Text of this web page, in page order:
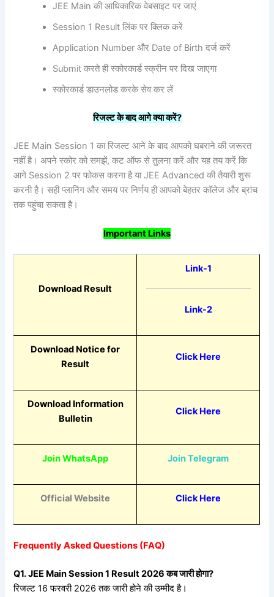
JEE Main की आधिकारिक वेबसाइट पर जाएं
Session 1 Result लिंक पर क्लिक करें
Application Number और Date of Birth दर्ज करें
Submit करते ही स्कोरकार्ड स्क्रीन पर दिख जाएगा
स्कोरकार्ड डाउनलोड करके सेव कर लें
रिजल्टकेबादआगेक्याकरें?
JEE Main Session 1 का रिजल्ट आने के बाद आपको घबराने की जरूरत
नहीं है। अपने स्कोर को समझें, कट ऑफ से तुलना करें और यह तय करें कि
आगे Session 2 पर फोकस करना है या JEE Advanced की तैयारी शुरू
करनी है। सही प्लानिंग और समय पर निर्णय ही आपको बेहतर कॉलेज और ब्रांच
तक पहुंचा सकता है।
Important Links
Download Result
Link-1
Link-2
Download Notice for
Result
Click Here
Download Information
Bulletin
Click Here
Join WhatsApp Join Telegram
Official Website Click Here
Frequently Asked Questions (FAQ)
Q1. JEE Main Session 1 Result 2026कबजारीहोगा?
रिजल्ट 16 फरवरी 2026 तक जारी होने की उम्मीद है।